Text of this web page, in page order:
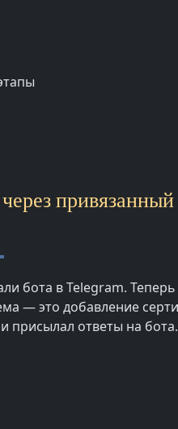
привязанный
бота в Telegram.
— это добавление
присылал ответы на бота.